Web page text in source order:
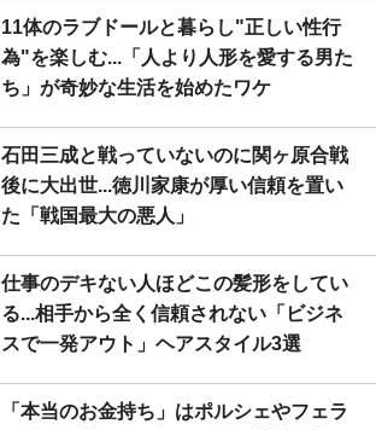
11体のラブドールと暮らし"正しい性行
為"を楽しむ...「人より人形を愛する男た
ち」が奇妙な生活を始めたワケ
石田三成と戦っていないのに関ヶ原合戦
後に大出世...徳川家康が厚い信頼を置い
た「戦国最大の悪人」
仕事のデキない人ほどこの髪形をしてい
る...相手から全く信頼されない「ビジネ
スで一発アウト」ヘアスタイル3選
「本当のお金持ち」はポルシェやフェラ